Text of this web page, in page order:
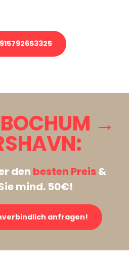
BOCHUM →
den besten Preis&
mind. 50€!
anfragen!